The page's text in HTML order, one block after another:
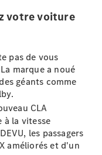
votre voiture
pas de vous
marque a noué
géants comme
CLA
à la vitesse
les passagers
améliorés et d'un